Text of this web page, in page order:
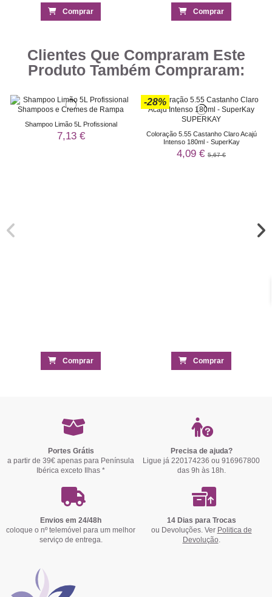
Comprar Comprar
Clientes Que Compraram Este
Produto Também Compraram:
Shampoo Limão 5L Profissional
7,13 €
Comprar
-28%
Coloração 5.55 Castanho Claro Acajú
Intenso 180ml - SuperKay
4,09 € 5,67 €
Comprar
Portes Grátis
a partir de 39€ apenas para Península
Ibérica exceto Ilhas *
Precisa de ajuda?
Ligue já 220174236 ou 916967800
das 9h às 18h.
Envios em 24/48h
coloque o nº telemóvel para um melhor
serviço de entrega.
14 Dias para Trocas
ou Devoluções. Ver Politica de
Devolução.